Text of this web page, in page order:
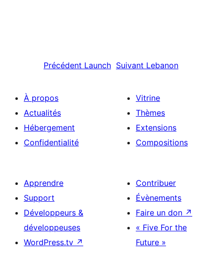
Précédent Launch Suivant Lebanon
À propos
Actualités
Hébergement
Confidentialité
Vitrine
Thèmes
Extensions
Compositions
Apprendre
Support
Développeurs &
développeuses
WordPress.tv ↗
Contribuer
Évènements
Faire un don ↗
« Five For the
Future »